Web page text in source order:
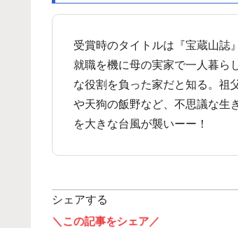
受賞時のタイトルは『宝蔵山誌』
就職を機に母の実家で一人暮ら
な役割を負った家だと知る。祖
や天狗の飯野など、不思議な生
を大きな台風が襲いーー！
シェアする
＼この記事をシェア／